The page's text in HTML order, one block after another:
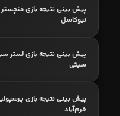
پیش بینی نتیجه بازی منچستر
نیوکاسل
پیش بینی نتیجه بازی لستر
سیتی
پیش بینی نتیجه بازی
خرم‌آباد